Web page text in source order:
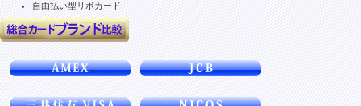
自由払い型リボカード